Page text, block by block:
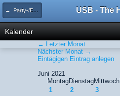
← Party-/Eventkalender
Kalender
← Letzter Monat
Nächster Monat →
Eintägigen Eintrag anlegen
Juni 2021
MontagDienstagMittwoch
1
2 3